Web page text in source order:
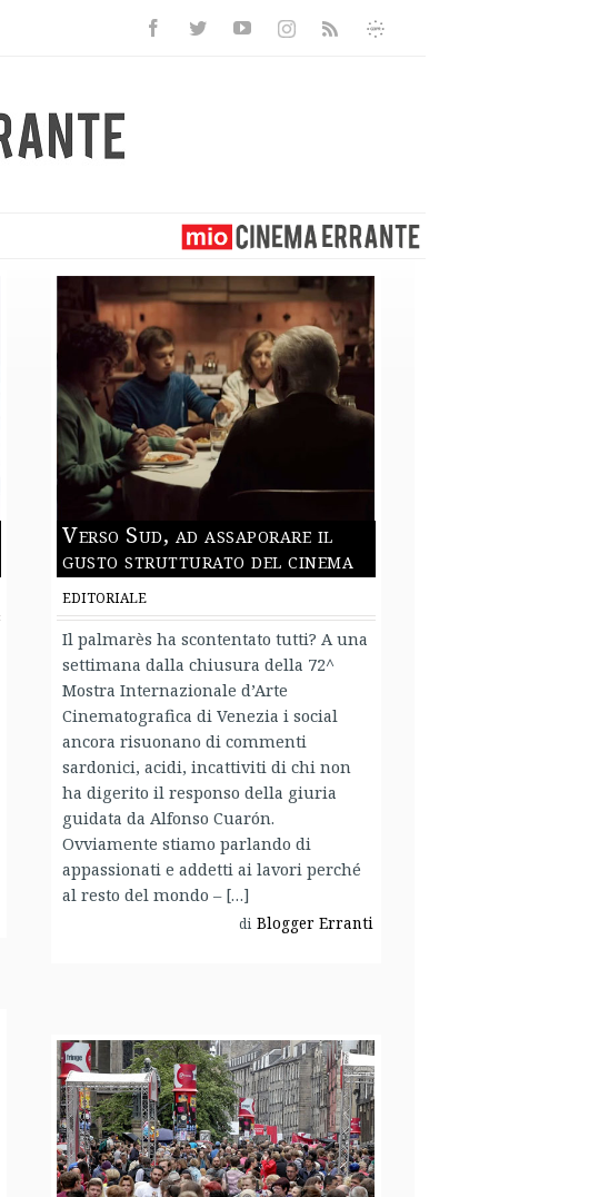
FacebookTwitterYoutubeInstagramRss
Informativa
Verso Sud, ad assaporare il
gusto strutturato del cinema
EDITORIALE
Il palmarès ha scontentato tutti? A una
settimana dalla chiusura della 72^
Mostra Internazionale d’Arte
Cinematografica di Venezia i social
ancora risuonano di commenti
sardonici, acidi, incattiviti di chi non
ha digerito il responso della giuria
guidata da Alfonso Cuarón.
Ovviamente stiamo parlando di
appassionati e addetti ai lavori perché
al resto del mondo – […]
di Blogger Erranti